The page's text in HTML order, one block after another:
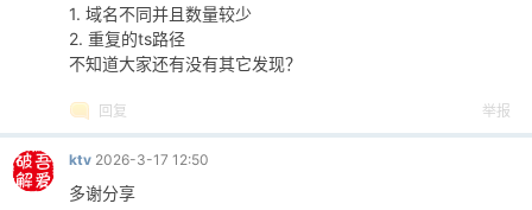
1. 域名不同并且数量较少
2. 重复的ts路径
不知道大家还有没有其它发现？
回复 举报
ktv 2026-3-17 12:50
多谢分享